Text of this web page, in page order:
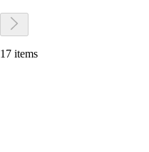
17 items